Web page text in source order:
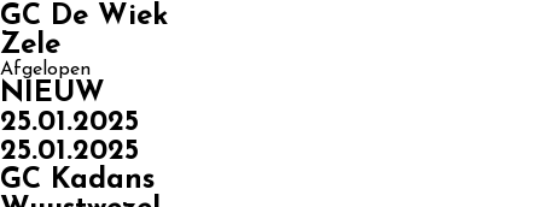
GC De Wiek
Zele
Afgelopen
NIEUW
25.01.2025
25.01.2025
GC Kadans